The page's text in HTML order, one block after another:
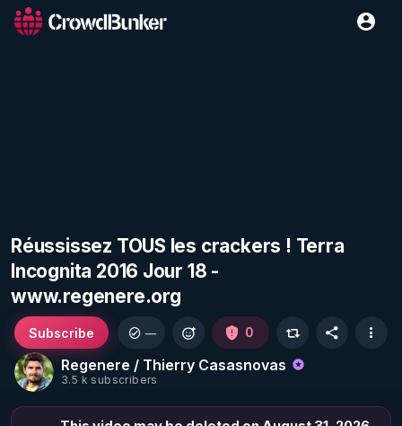
Réussissez TOUS les crackers ! Terra
Incognita 2016 Jour 18 -
www.regenere.org
Regenere / Thierry Casasnovas
3.5 k subscribers
Subscribe — 0